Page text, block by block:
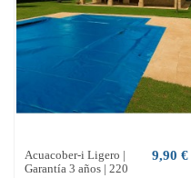
Acuacober-i Ligero |
Garantía 3 años | 220
9,90 €